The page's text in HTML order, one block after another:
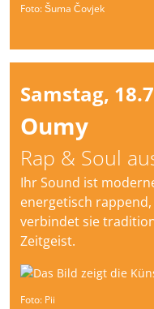
Foto: Šuma Čovjek
Samstag,
Oumy
Rap & Soul
Ihr Sound ist
energetisch
verbindet sie
Zeitgeist.
Foto: Pii